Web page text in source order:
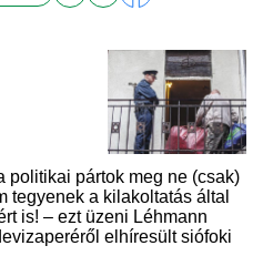
politikai pártok meg ne (csak)
tegyenek a kilakoltatás által
is! – ezt üzeni Léhmann
elhíresült siófoki